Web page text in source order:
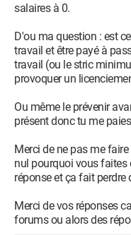
salaires à 0.
D'ou ma question : est
travail et être payé à
travail (ou le stric
provoquer un
Ou même le prévenir
présent donc tu me
Merci de ne pas me
nul pourquoi vous faites
réponse et ça fait perdre
Merci de vos réponses
forums ou alors des